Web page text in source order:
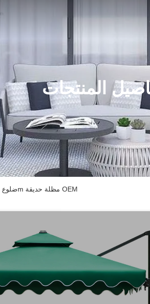
المنتجات
8 ضلوع من الألومنيوم مظلة حديقة كبيرة 3m مظلة حديقة OEM